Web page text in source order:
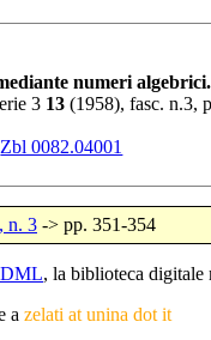
numeri algebrici.
3 13 (1958), fasc. n.3,
Zbl 0082.04001
n. 3 -> pp. 351-354
, la biblioteca digitale
a zelati at unina dot it